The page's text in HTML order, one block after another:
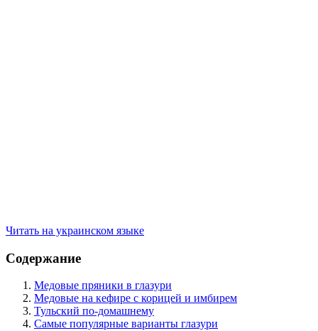
Читать на украинском языке
Содержание
Медовые пряники в глазури
Медовые на кефире с корицей и имбирем
Тульский по-домашнему
Самые популярные варианты глазури